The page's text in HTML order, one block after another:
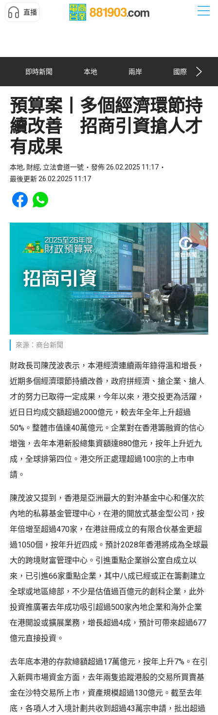
直播
即時新聞 本地 兩岸 國際
預算案丨多個經濟環節持
續改善 招商引資搶人才
有成果
本地, 財經, 立法會道一號
發佈 26.02.2025 11:17
最後更新 26.02.2025 11:17
Share to Facebook
Share to WhatsApp
來源：商台新聞
財政長司陳茂波表示，本港經濟連續兩年錄得溫和增長，
近期多個經濟環節持續改善，政府拼經濟、搶企業、搶人
才的努力已取得一定成果，今年以來，港交投更為活躍，
近日日均成交額超過2000億元，較去年全年上升超過
50%。整體市值達40萬億元。企業對在香港籌融資的信心
增強，去年本港新股總集資額達880億元，按年上升近九
成，全球排第四位。港交所正處理超過100宗的上市申
請。
陳茂波又提到，香港是亞洲最大的對沖基金中心和僅次於
內地的私募基金管理中心，在港的開放式基金型公司，按
年倍增至超過470家，在港註冊成立的有限合伙基金更超
過1050個，按年升近四成。預計2028年香港將成為全球最
大的跨境財富管理中心。引進重點企業辦公室自成立以
來，已引進66家重點企業，其中八成已經或正在籌劃建立
全球或地區總部，不少是估值過百億元的創科企業，此外
投資推廣署去年成功吸引超過500家內地企業和海外企業
在港開設或擴展業務，增長超過4成，預計可帶來超過677
億元直接投資。
去年底本港的存款總額超過17萬億元，按年上升7%。在引
入新興市場資金方面，去年兩隻追蹤港股的交易所買賣基
金在沙特交易所上市，資產規模超過130億元。截至去年
底，各項人才入境計劃共收到超過43萬宗申請，批出超過